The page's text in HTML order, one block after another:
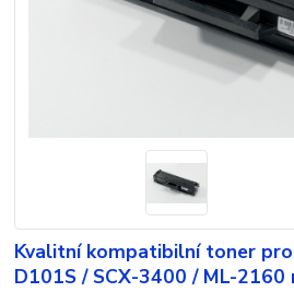
Kvalitní kompatibilní toner pro
D101S / SCX-3400 / ML-